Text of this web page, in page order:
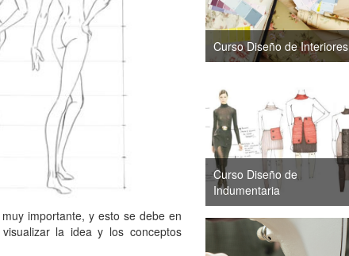
importante, y esto se debe en
la idea y los conceptos
Curso Diseño de Interiores
Curso Diseño de
Indumentaria